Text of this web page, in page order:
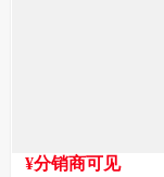
¥分销商可见